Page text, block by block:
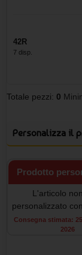
42R
7 disp.
Totale pezzi: 0
Personalizza il
Prodotto
L'articolo
personalizzato
Consegna stimata:
2026